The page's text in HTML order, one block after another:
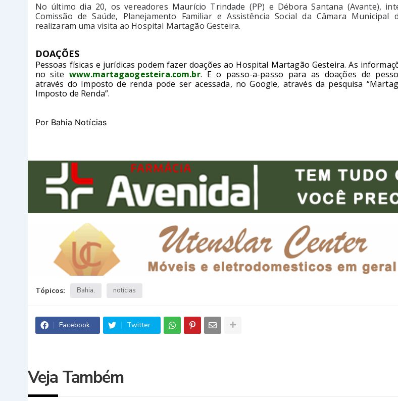
No último dia 20, os vereadores Maurício Trindade (PP) e Débora Santana (Avante),
Comissão de Saúde, Planejamento Familiar e Assistência Social da Câmara Municipal
realizaram uma visita ao Hospital Martagão Gesteira.
DOAÇÕES
Pessoas físicas e jurídicas podem fazer doações ao Hospital Martagão Gesteira. As
no site www.martagaogesteira.com.br. E o passo-a-passo para as doações de
através do Imposto de renda pode ser acessada, no Google, através da pesquisa
Imposto de Renda”.
Por Bahia Notícias
Tópicos: Bahia notícias
Facebook Twitter
Veja Também